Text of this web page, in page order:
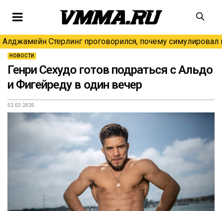
Алджамейн Стерлинг проговорился, почему симулировал
НОВОСТИ
Генри Сехудо готов подраться с Альдо
и Фигейреду в один вечер
02.03.2020